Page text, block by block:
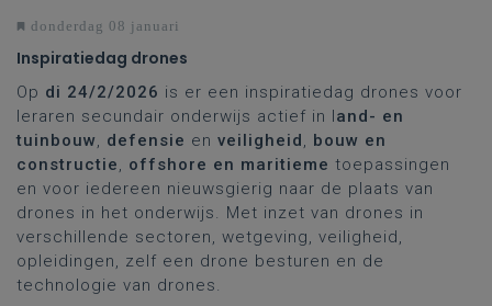
donderdag 08 januari
Inspiratiedag drones
Op di 24/2/2026 is er een inspiratiedag drones voor
leraren secundair onderwijs actief in land- en
tuinbouw
defensie en veiligheid
bouw en
constructie
offshore en maritieme toepassingen
en voor iedereen nieuwsgierig naar de plaats van
drones in het onderwijs. Met inzet van drones in
verschillende sectoren, wetgeving, veiligheid,
opleidingen, zelf een drone besturen en de
technologie van drones.